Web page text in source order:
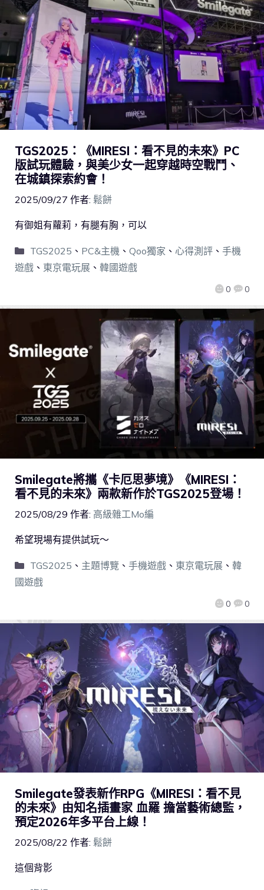
TGS2025：《MIRESI：看不見的未來》PC
版試玩體驗，與美少女一起穿越時空戰鬥、
在城鎮探索約會！
2025/09/27 作者: 鬆餅
0 0
有御姐有蘿莉，有腿有胸，可以
TGS2025 、 PC&主機、 Qoo獨家 、 心得測評、 手機
遊戲 、 東京電玩展 、 韓國遊戲
Smilegate將攜《卡厄思夢境》《MIRESI：
看不見的未來》兩款新作於TGS2025登場！
2025/08/29 作者: 高級雜工Mo編
0 0
希望現場有提供試玩～
TGS2025 、 主題博覽 、 手機遊戲、 東京電玩展、 韓
國遊戲
Smilegate發表新作RPG《MIRESI：看不見
的未來》由知名插畫家 血羅 擔當藝術總監，
預定2026年多平台上線！
2025/08/22 作者: 鬆餅
這個背影